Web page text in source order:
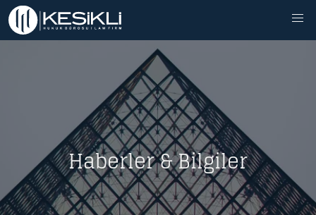
Haberler & Bilgiler